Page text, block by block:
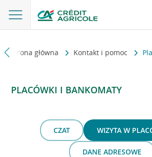
Strona główna Kontakt i pomoc
PLACÓWKI I BANKOMATY
CZAT WIZYTA W
DANE ADRESOWE